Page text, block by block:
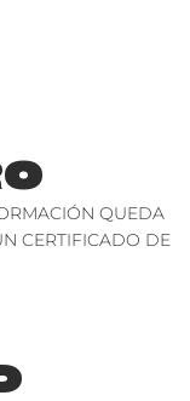
QUEDA
CERTIFICADO DE